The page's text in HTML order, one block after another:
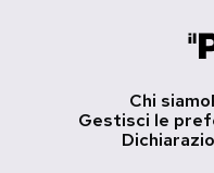
Chi siamo
Gestisci le